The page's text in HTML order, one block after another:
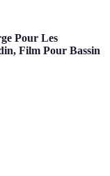
Pour Les
Film Pour Bassin